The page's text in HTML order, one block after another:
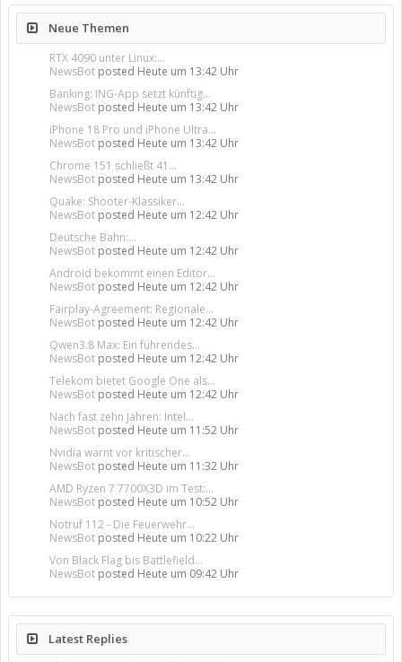
Neue Themen
RTX 4090 unter Linux:...
NewsBot posted Heute um 13:42 Uhr
Banking: ING-App setzt künftig...
NewsBot posted Heute um 13:42 Uhr
iPhone 18 Pro und iPhone Ultra...
NewsBot posted Heute um 13:42 Uhr
Chrome 151 schließt 41...
NewsBot posted Heute um 13:42 Uhr
Quake: Shooter-Klassiker...
NewsBot posted Heute um 12:42 Uhr
Deutsche Bahn:...
NewsBot posted Heute um 12:42 Uhr
Android bekommt einen Editor...
NewsBot posted Heute um 12:42 Uhr
Fairplay-Agreement: Regionale...
NewsBot posted Heute um 12:42 Uhr
Qwen3.8 Max: Ein führendes...
NewsBot posted Heute um 12:42 Uhr
Telekom bietet Google One als...
NewsBot posted Heute um 12:42 Uhr
Nach fast zehn Jahren: Intel...
NewsBot posted Heute um 11:52 Uhr
Nvidia warnt vor kritischer...
NewsBot posted Heute um 11:32 Uhr
AMD Ryzen 7 7700X3D im Test:...
NewsBot posted Heute um 10:52 Uhr
Notruf 112 - Die Feuerwehr...
NewsBot posted Heute um 10:22 Uhr
Von Black Flag bis Battlefield...
NewsBot posted Heute um 09:42 Uhr
Latest Replies